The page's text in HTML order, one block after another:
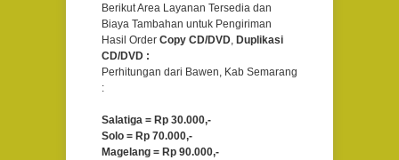
Berikut Area Layanan Tersedia dan
Biaya Tambahan untuk Pengiriman
Hasil Order Copy CD/DVD Duplikasi
CD/DVD :
Perhitungan dari Bawen, Kab Semarang
:
Salatiga = Rp 30.000,-
Solo = Rp 70.000,-
Magelang = Rp 90.000,-